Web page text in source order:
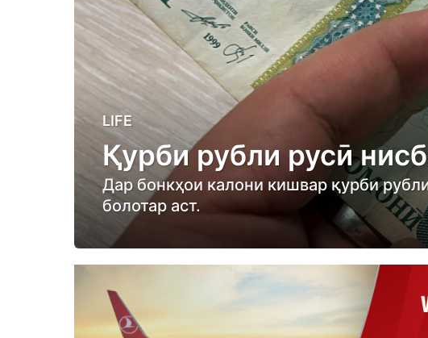
1
y
e
a
r
g
o
1
e
LIFE
Қурби рубли русӣ
Дар бонкҳои калони кишвар қурби
болотар аст.